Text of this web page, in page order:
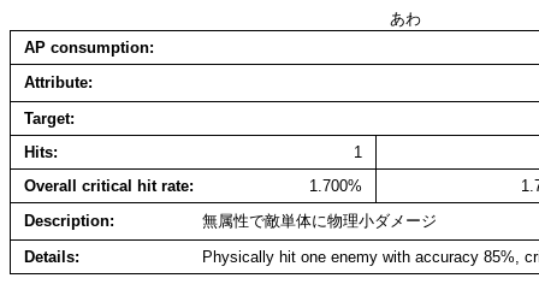
あわ
AP consumption
Attribute
Target
Hits
1
Overall critical hit rate
1.700%
Description
無属性で敵単体に物理小ダメージ
Details
Physically hit one enemy with accuracy 85%,